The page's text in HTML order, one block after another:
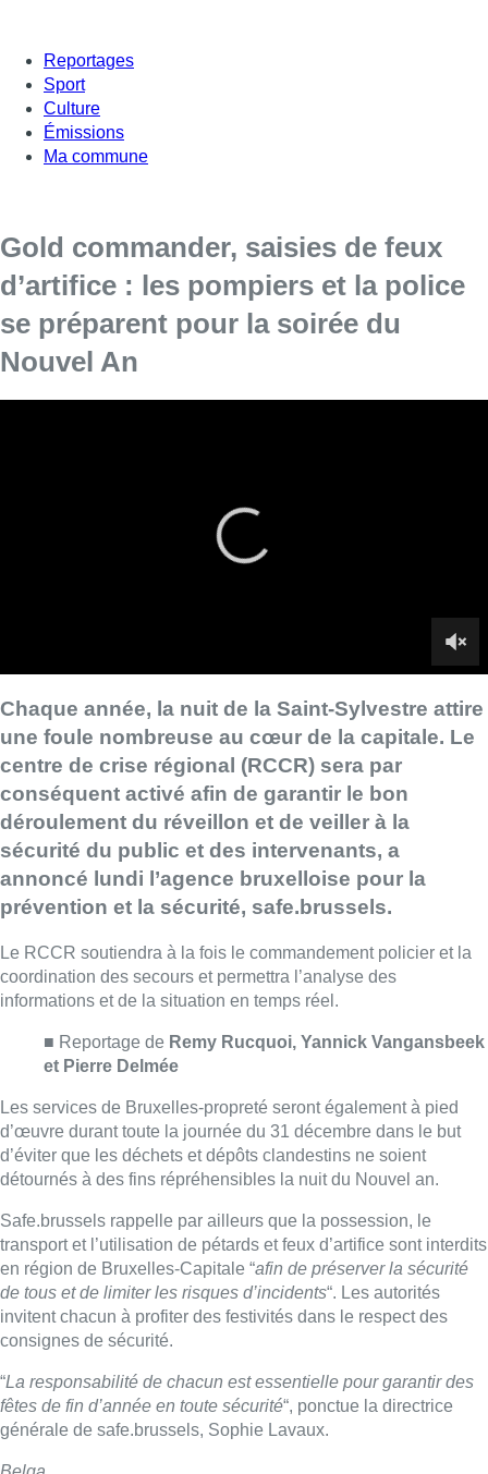
Reportages
Sport
Culture
Émissions
Ma commune
Gold commander, saisies de feux
d’artifice : les pompiers et la police
se préparent pour la soirée du
Nouvel An
déroulement du réveillon et de veiller à la
sécurité du public et des intervenants, a
informations et de la situation en temps réel.
■ Reportage deRemy Rucquoi, Yannick Vangansbeek
et Pierre Delmée
Les services de Bruxelles-propreté seront également à pied
d’œuvre durant toute la journée du 31 décembre dans le but
d’éviter que les déchets et dépôts clandestins ne soient
détournés à des fins répréhensibles la nuit du Nouvel an.
transport et l’utilisation de pétards et feux d’artifice sont interdits
en région de Bruxelles-Capitale “afin de préserver la sécurité
de tous et de limiter les risques d’incidents“. Les autorités
consignes de sécurité.
fêtes de fin d’année en toute sécurité“, ponctue la directrice
générale de safe.brussels, Sophie Lavaux.
Belga
Lire aussi :
Saint-Géry : un ancien bras de la
Senne et une ancienne brasserie
classés au patrimoine bruxellois